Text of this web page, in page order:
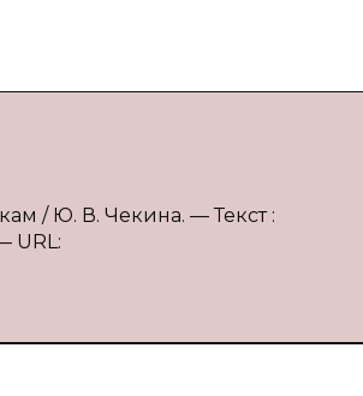
/ Ю. В. Чекина. — Текст :
URL: